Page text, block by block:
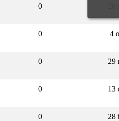
0
0 4
0 29
0 13
0 28